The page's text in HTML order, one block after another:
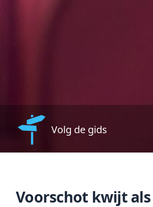
Volg de gids
Voorschot kwijt